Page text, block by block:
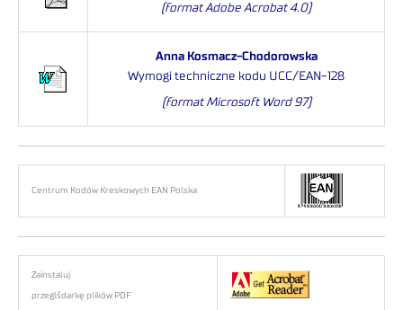
(format Adobe Acrobat 4.0)
Anna Kosmacz-Chodorowska
Wymogi techniczne kodu UCC/EAN-128
(format Microsoft Word 97)
Centrum Kodów Kreskowych EAN Polska
Zainstaluj
przeglšdarkę plików PDF